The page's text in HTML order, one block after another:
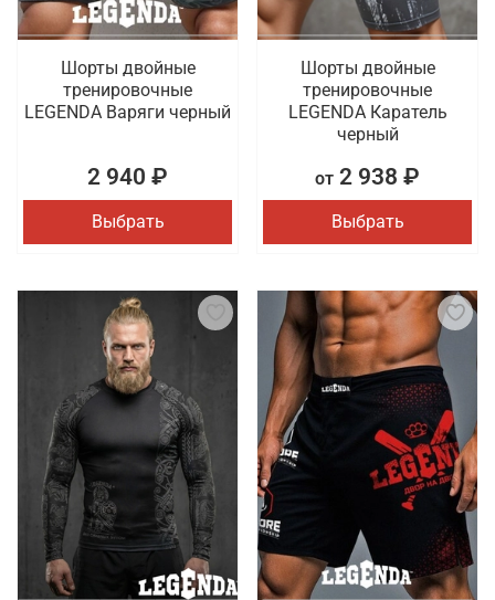
Шорты двойные
тренировочные
LEGENDA Варяги черный
2 940 ₽
Выбрать
Шорты двойные
тренировочные
LEGENDA Каратель
черный
от 2 938 ₽
Выбрать